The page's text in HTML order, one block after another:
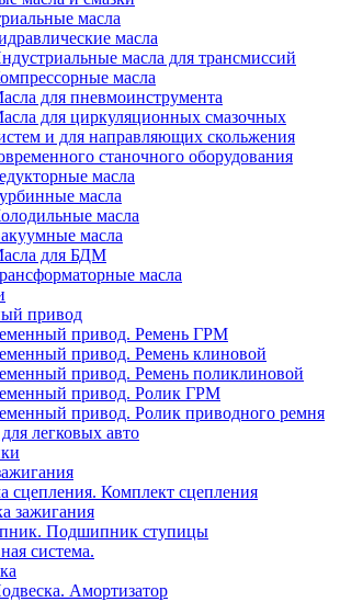
масла
масла
масла для трансмиссий
масла
для пневмоинструмента
для циркуляционных смазочных
и для направляющих скольжения
станочного оборудования
масла
масла
масла
масла
для БДМ
масла
привод
привод. Ремень ГРМ
привод. Ремень клиновой
привод. Ремень поликлиновой
привод. Ролик ГРМ
привод. Ролик приводного ремня
легковых авто
сцепления. Комплект сцепления
зажигания
Подшипник ступицы
система.
Амортизатор